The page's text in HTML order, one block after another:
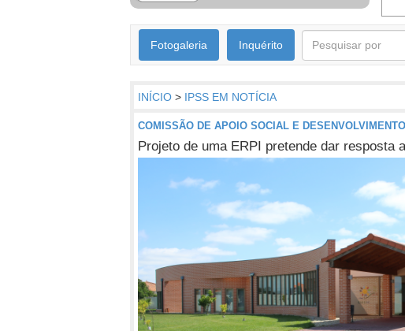
Fotogaleria Inquérito
INÍCIO > IPSS EM NOTÍCIA
COMISSÃO DE APOIO SOCIAL E
Projeto de uma ERPI pretende dar resposta